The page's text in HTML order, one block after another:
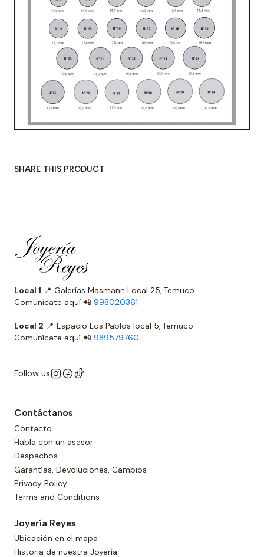
SHARE THIS PRODUCT
Local 1 📍 Galerías Masmann Local 25, Temuco
Comunícate aquí 📲 998020361
Local 2 📍 Espacio Los Pablos local 5, Temuco
Comunícate aquí 📲 989579760
Follow us
Contáctanos
Contacto
Habla con un asesor
Despachos
Garantías, Devoluciones, Cambios
Privacy Policy
Terms and Conditions
Joyería Reyes
Ubicación en el mapa
Historia de nuestra Joyería